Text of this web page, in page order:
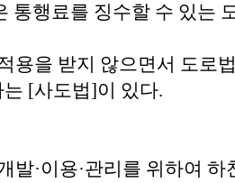
통행료를 징수할 수 있는
용을 받지 않으면서 도로
[사도법]이 있다.
발·이용·관리를 위하여 하